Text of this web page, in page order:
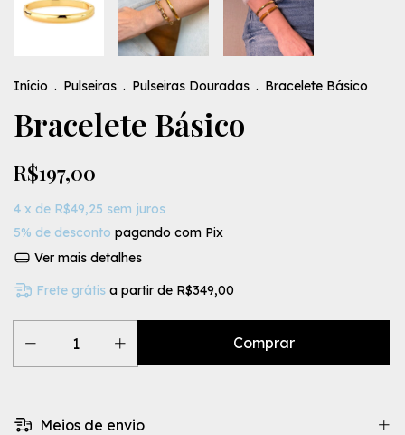
Início . Pulseiras . Pulseiras Douradas . Bracelete Básico
Bracelete Básico
R$197,00
4 x de R$49,25 sem juros
5% de desconto pagando com Pix
Ver mais detalhes
Frete grátis a partir de R$349,00
Meios de envio